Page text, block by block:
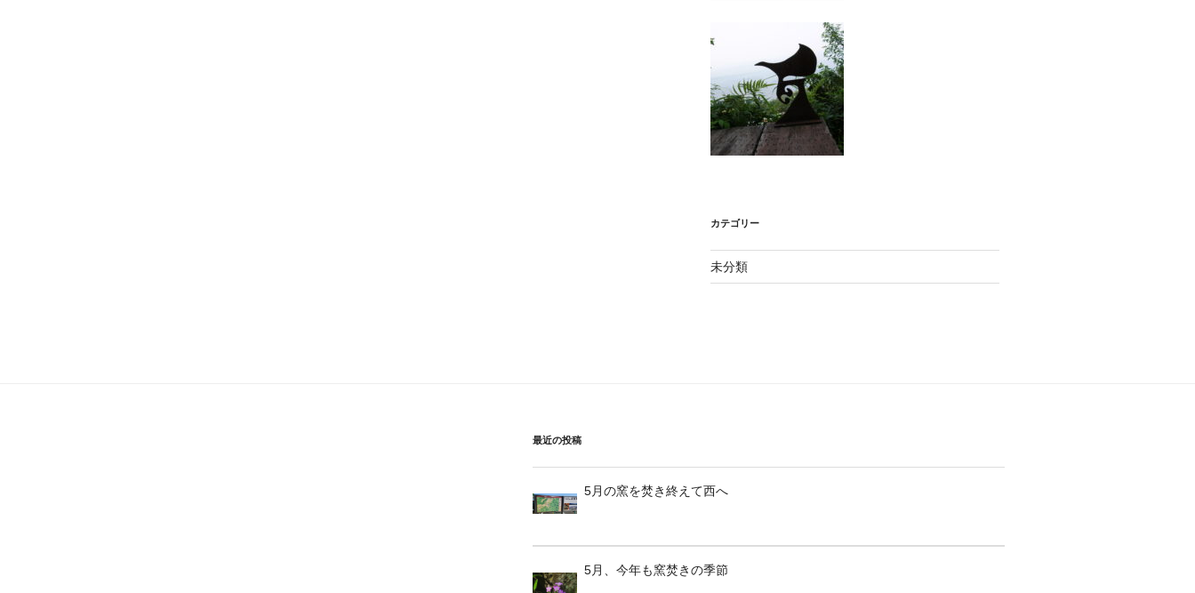
カテゴリー
未分類
最近の投稿
5月の窯を焚き終えて西へ
5月、今年も窯焚きの季節